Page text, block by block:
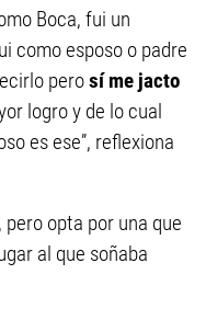
Boca, fui un
como esposo o padre
perosí me jacto
logro y de lo cual
es ese”, reflexiona
opta por una que
al que soñaba